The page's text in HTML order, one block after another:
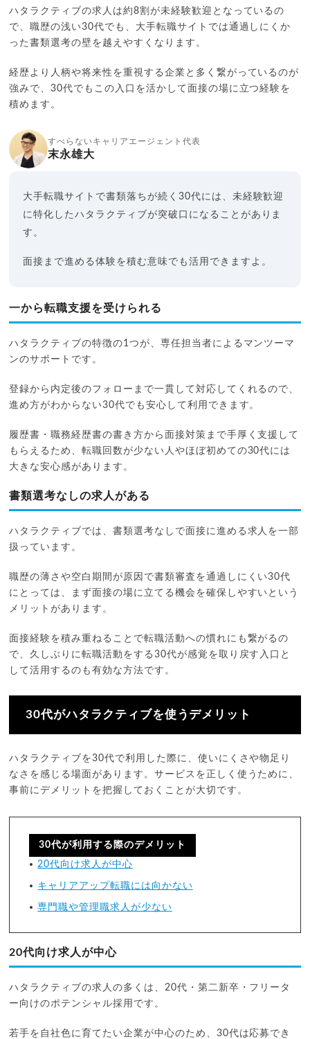
ハタラクティブの求人は約8割が未経験歓迎となっているの
で、職歴の浅い30代でも、大手転職サイトでは通過しにくか
った書類選考の壁を越えやすくなります。
経歴より人柄や将来性を重視する企業と多く繋がっているのが
強みで、30代でもこの入口を活かして面接の場に立つ経験を
積めます。
すべらないキャリアエージェント代表
末永雄大
大手転職サイトで書類落ちが続く30代には、未経験歓迎
に特化したハタラクティブが突破口になることがありま
す。
面接まで進める体験を積む意味でも活用できますよ。
一から転職支援を受けられる
ハタラクティブの特徴の1つが、専任担当者によるマンツーマ
ンのサポートです。
登録から内定後のフォローまで一貫して対応してくれるので、
進め方がわからない30代でも安心して利用できます。
履歴書・職務経歴書の書き方から面接対策まで手厚く支援して
もらえるため、転職回数が少ない人やほぼ初めての30代には
大きな安心感があります。
書類選考なしの求人がある
ハタラクティブでは、書類選考なしで面接に進める求人を一部
扱っています。
職歴の薄さや空白期間が原因で書類審査を通過しにくい30代
にとっては、まず面接の場に立てる機会を確保しやすいという
メリットがあります。
面接経験を積み重ねることで転職活動への慣れにも繋がるの
で、久しぶりに転職活動をする30代が感覚を取り戻す入口と
して活用するのも有効な方法です。
30代がハタラクティブを使うデメリット
ハタラクティブを30代で利用した際に、使いにくさや物足り
なさを感じる場面があります。サービスを正しく使うために、
事前にデメリットを把握しておくことが大切です。
30代が利用する際のデメリット
20代向け求人が中心
キャリアアップ転職には向かない
専門職や管理職求人が少ない
20代向け求人が中心
ハタラクティブの求人の多くは、20代・第二新卒・フリータ
ー向けのポテンシャル採用です。
若手を自社色に育てたい企業が中心のため、30代は応募でき